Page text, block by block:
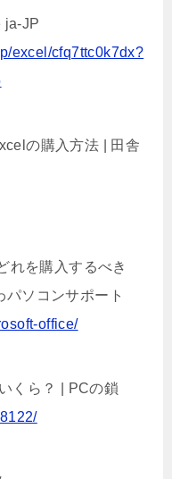
ja-JP
excel/cfq7ttc0k7dx?
の購入方法 | 田舎
れを購入するべき
ソコンサポート
office/
くら？ | PCの鎖